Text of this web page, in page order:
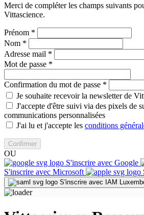
Merci de compléter les champs suivants
Vittascience.
Prénom *
Nom *
Adresse mail *
Mot de passe *
Confirmation du mot de passe *
Je souhaite recevoir la newsletter de
J'accepte d'être suivi via des pixels de
communications personnalisées
J'ai lu et j'accepte les conditions
Confirmer
OU
S'inscrire avec Google
S'inscrire avec Microsoft
S'inscrire avec IAM